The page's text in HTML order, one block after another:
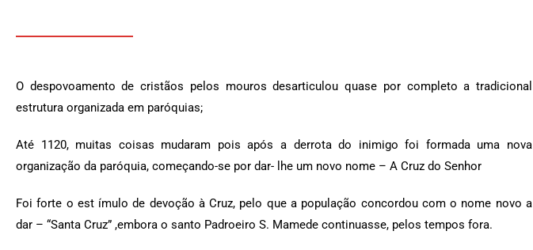
O despovoamento de cristãos pelos mouros desarticulou quase por completo a tradicional
estrutura organizada em paróquias;
Até 1120, muitas coisas mudaram pois após a derrota do inimigo foi formada uma nova
organização da paróquia, começando-se por dar- lhe um novo nome – A Cruz do Senhor
Foi forte o est ímulo de devoção à Cruz, pelo que a população concordou com o nome novo a
dar – “Santa Cruz” ,embora o santo Padroeiro S. Mamede continuasse, pelos tempos fora.